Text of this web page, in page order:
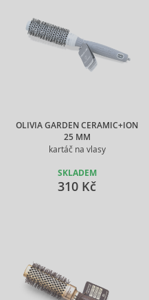
OLIVIA GARDEN CERAMIC+ION
25 MM
kartáč na vlasy
SKLADEM
310 Kč